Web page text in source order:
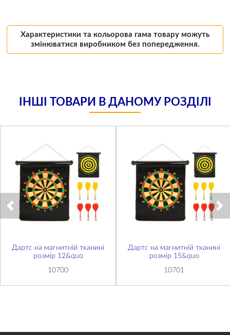
Характеристики та кольорова гама товару можуть
змінюватися виробником без попередження.
ІНШІ ТОВАРИ В ДАНОМУ РОЗДІЛІ
Дартс на магнитній тканині
розмір 12&quo
10700
Дартс на магнитній тканині
розмір 15&quo
10701